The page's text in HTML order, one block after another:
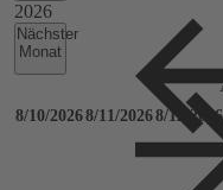
Nächster
Monat